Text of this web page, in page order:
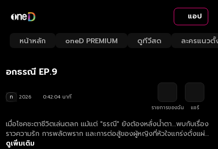
แอป
หน้าหลัก oneD PREMIUM ดูทีวีสด ละครแนวตั้
Loaded:
2.36%
Rate
อกธรณี EP.9
ท 2026
0:42:04 นาที
รายการของฉัน
แชร์
เมื่อโชคชะตาชีวิตเล่นตลก แม้แต่ "ธรณี" ยังต้องหลั่งน้ำตา...พบกับเรื่อง
ราวความรัก การพลัดพราก และการต่อสู้ของผู้หญิงที่หัวใจแกร่งดั่งแผ่น
ดิน
ดูเพิ่มเติม